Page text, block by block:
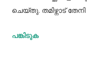
ചെയ്തു. തമിഴ്നാട്
സ്വദേശികളായ
പങ്കിടുക